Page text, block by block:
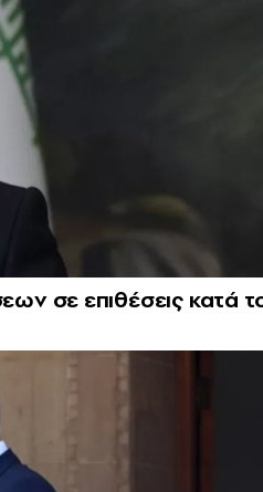
σε επιθέσεις κατά